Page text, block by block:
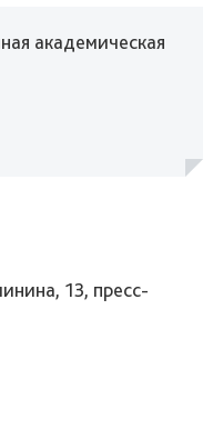
академическая
13, пресс-